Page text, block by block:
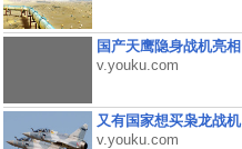
国产天鹰隐身战机亮相
v.youku.com
又有国家想买枭龙战机
v.youku.com